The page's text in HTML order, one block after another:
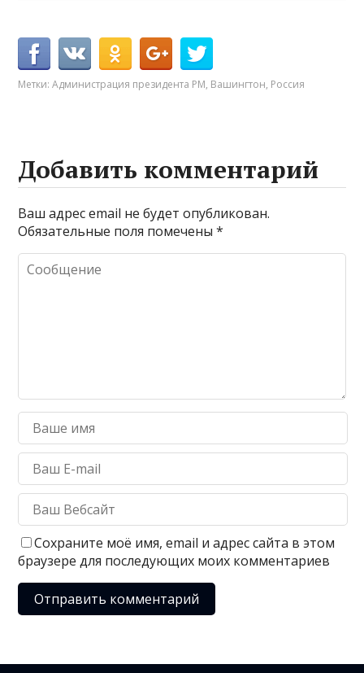
Метки:Администрация президента РМ, Вашингтон, Россия
Добавить комментарий
Ваш адрес email не будет опубликован.
Обязательные поля помечены*
Сохраните моё имя, email и адрес сайта в этом
браузере для последующих моих комментариев